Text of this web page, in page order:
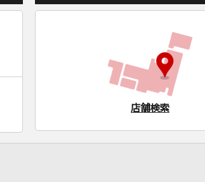
店舗検索